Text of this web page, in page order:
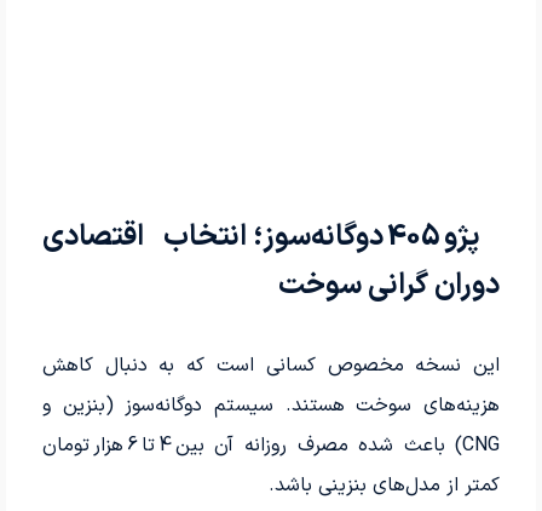
پژو 405 دوگانه‌سوز؛ انتخاب اقتصادی
دوران گرانی سوخت
این نسخه مخصوص کسانی است که به دنبال کاهش
هزینه‌های سوخت هستند. سیستم دوگانه‌سوز (بنزین و
CNG) باعث شده مصرف روزانه آن بین 4 تا 6 هزار تومان
کمتر از مدل‌های بنزینی باشد.